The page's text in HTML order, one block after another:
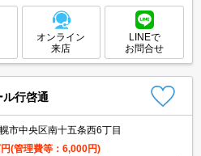
TVインターホン付き。システムキッチ
・トイレ別。初期費用カード払い可。
オンライン
来店
LINEで
お問合せ
ル行啓通
市中央区南十五条西6丁目
(管理費等：6,000円)